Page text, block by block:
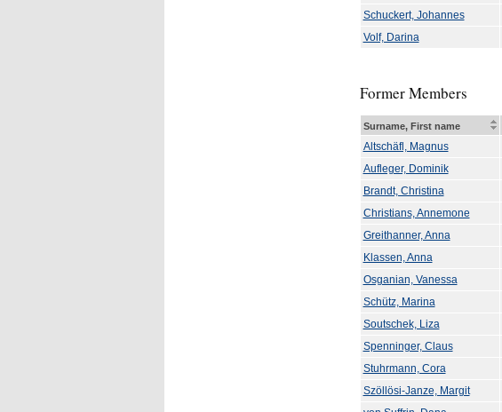
Schuckert, Johannes
Volf, Darina
Former Members
Surname, First name
Altschäfl, Magnus
Aufleger, Dominik
Brandt, Christina
Christians, Annemone
Greithanner, Anna
Klassen, Anna
Osganian, Vanessa
Schütz, Marina
Soutschek, Liza
Spenninger, Claus
Stuhrmann, Cora
Szöllösi-Janze, Margit